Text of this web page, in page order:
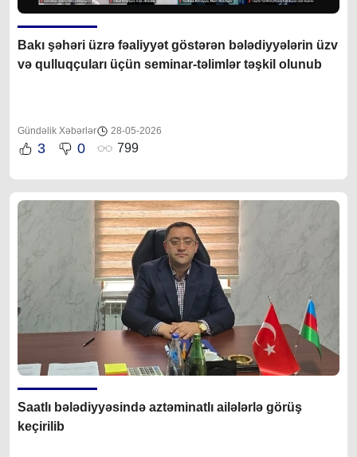
Bakı şəhəri üzrə fəaliyyət göstərən bələdiyyələrin üzv
və qulluqçuları üçün seminar-təlimlər təşkil olunub
Gündəlik Xəbərlər 28-05-2026
3 0 799
Saatlı bələdiyyəsində aztəminatlı ailələrlə görüş
keçirilib